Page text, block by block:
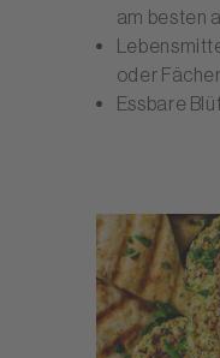
am besten
oder
Essbare